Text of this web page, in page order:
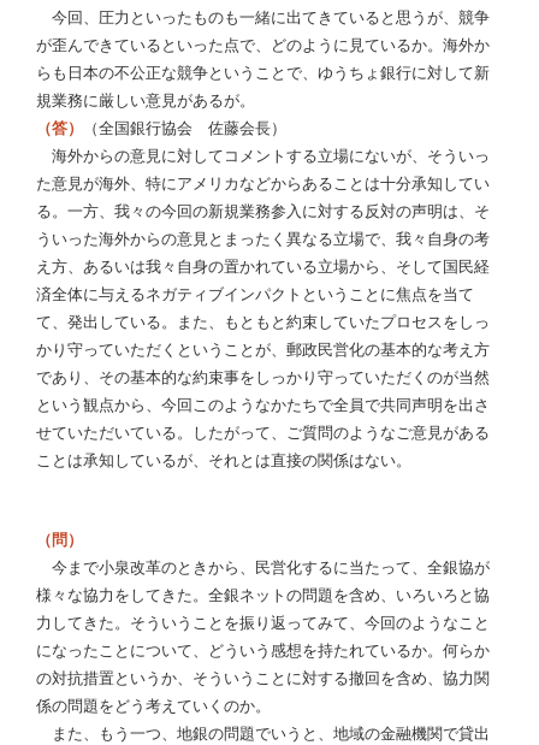
今回、圧力といったものも一緒に出てきていると思うが、競争
が歪んできているといった点で、どのように見ているか。海外か
らも日本の不公正な競争ということで、ゆうちょ銀行に対して新
規業務に厳しい意見があるが。
（答）
（全国銀行協会 佐藤会長）
海外からの意見に対してコメントする立場にないが、そういっ
た意見が海外、特にアメリカなどからあることは十分承知してい
る。一方、我々の今回の新規業務参入に対する反対の声明は、そ
ういった海外からの意見とまったく異なる立場で、我々自身の考
え方、あるいは我々自身の置かれている立場から、そして国民経
済全体に与えるネガティブインパクトということに焦点を当て
て、発出している。また、もともと約束していたプロセスをしっ
かり守っていただくということが、郵政民営化の基本的な考え方
であり、その基本的な約束事をしっかり守っていただくのが当然
という観点から、今回このようなかたちで全員で共同声明を出さ
せていただいている。したがって、ご質問のようなご意見がある
ことは承知しているが、それとは直接の関係はない。
（問）
今まで小泉改革のときから、民営化するに当たって、全銀協が
様々な協力をしてきた。全銀ネットの問題を含め、いろいろと協
力してきた。そういうことを振り返ってみて、今回のようなこと
になったことについて、どういう感想を持たれているか。何らか
の対抗措置というか、そういうことに対する撤回を含め、協力関
係の問題をどう考えていくのか。
また、もう一つ、地銀の問題でいうと、地域の金融機関で貸出